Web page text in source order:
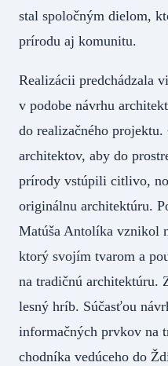
stal spoločným dielom,
prírodu aj komunitu.
Realizácii predchádzala
v podobe návrhu
do realizačného
architektov, aby do
prírody vstúpili citlivo,
originálnu architektúru.
Matúša Antolíka vznikol
ktorý svojím tvarom a
na tradičnú architektúru.
lesný hríb. Súčasťou
informačných prvkov na
chodníka vedúceho do